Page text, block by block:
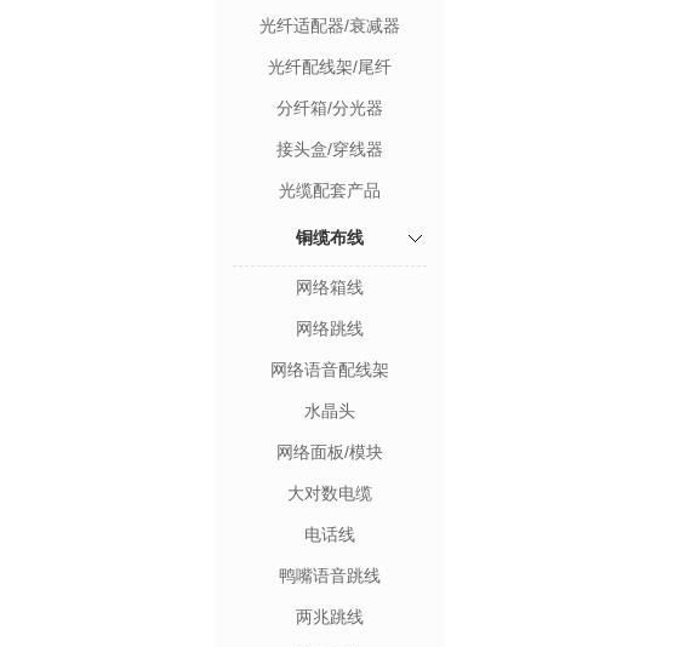
光纤适配器/衰减器
光纤配线架/尾纤
分纤箱/分光器
接头盒/穿线器
光缆配套产品
铜缆布线
网络箱线
网络跳线
网络语音配线架
水晶头
网络面板/模块
大对数电缆
电话线
鸭嘴语音跳线
两兆跳线